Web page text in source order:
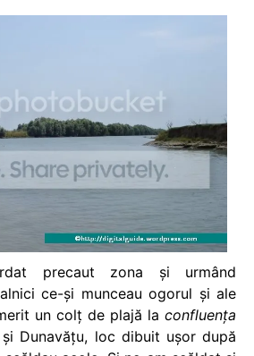
precaut zona şi urmând
ce-şi munceau ogorul şi ale
un colţ de plajă la confluenţa
Dunavăţu, loc dibuit uşor după